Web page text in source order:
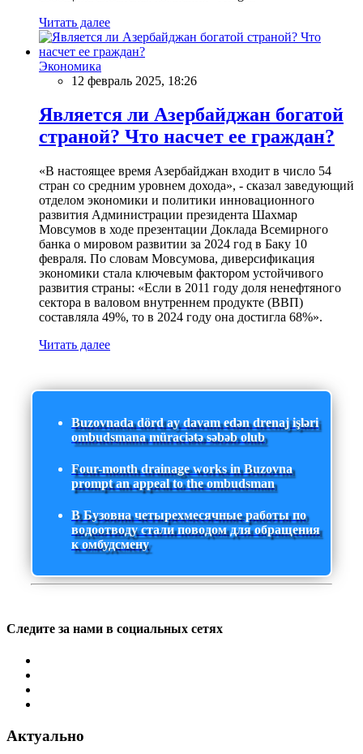
Читать далее
Экономика
12 февраль 2025, 18:26
Является ли Азербайджан богатой
страной? Что насчет ее граждан?
«В настоящее время Азербайджан входит в число 54
стран со средним уровнем дохода», - сказал заведующий
отделом экономики и политики инновационного
развития Администрации президента Шахмар
Мовсумов в ходе презентации Доклада Всемирного
банка о мировом развитии за 2024 год в Баку 10
февраля. По словам Мовсумова, диверсификация
экономики стала ключевым фактором устойчивого
развития страны: «Если в 2011 году доля ненефтяного
сектора в валовом внутреннем продукте (ВВП)
составляла 49%, то в 2024 году она достигла 68%».
Читать далее
Buzovnada dörd ay davam edən drenaj işləri
ombudsmana müraciətə səbəb olub
Four-month drainage works in Buzovna
prompt an appeal to the ombudsman
В Бузовна четырехмесячные работы по
водоотводу стали поводом для обращения
к омбудсмену
Следите за нами в социальных сетях
Актуально